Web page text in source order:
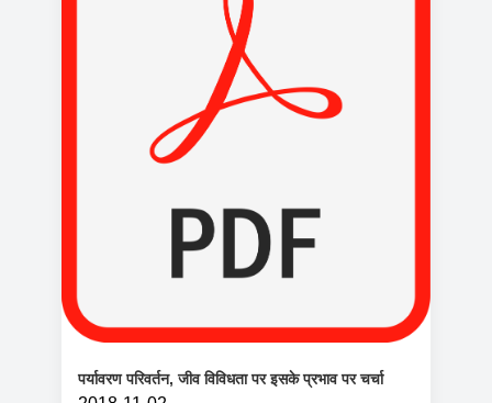
पर्यावरण परिवर्तन, जीव विविधता पर इसके प्रभाव पर चर्चा